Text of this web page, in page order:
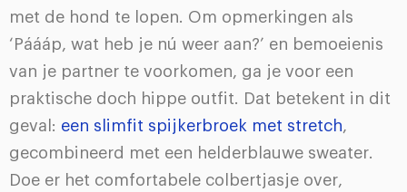
met de hond te lopen. Om opmerkingen als
‘Páááp, wat heb je nú weer aan?’ en bemoeienis
van je partner te voorkomen, ga je voor een
praktische doch hippe outfit. Dat betekent in dit
geval: een slimfit spijkerbroek met stretch,
gecombineerd met een helderblauwe sweater.
Doe er het comfortabele colbertjasje over,